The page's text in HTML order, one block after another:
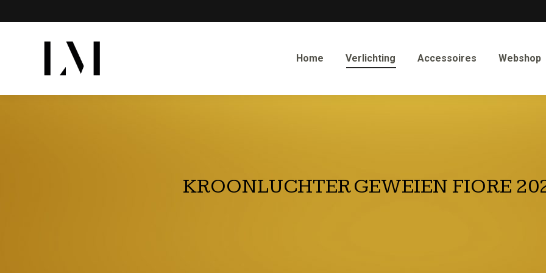
Home Verlichting Accessoires Webshop
KROONLUCHTER GEWEIEN FIORE